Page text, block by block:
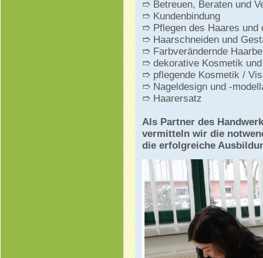
➱ Betreuen, Beraten und
➱ Kundenbindung
➱ Pflegen des Haares und
➱ Haarschneiden und
➱ Farbverändernde
➱ dekorative Kosmetik
➱ pflegende Kosmetik /
➱ Nageldesign und -
➱ Haarersatz
Als Partner des
vermitteln wir die
die erfolgreiche